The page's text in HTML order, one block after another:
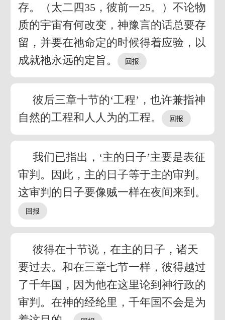
存。（太二四35，彼前一25。）不论物
质的宇宙有何改变，神豫言的话总要存
留，并要在祂命定的时候得着应验，以
成就祂永远的定旨。
彼后三章十节的‘工程’，也许兼指神
自然的工程和人人为的工程。
我们已指出，‘主的日子’主要是表征
审判。因此，主的日子等于主的审判。
这审判的日子要像贼一样在夜间来到。
彼得在十节说，在主的日子，诸天
要过去。和在三章七节一样，彼得越过
了千年国，因为他在这里论到神行政的
审判。在神的经纶里，千年国不会是为